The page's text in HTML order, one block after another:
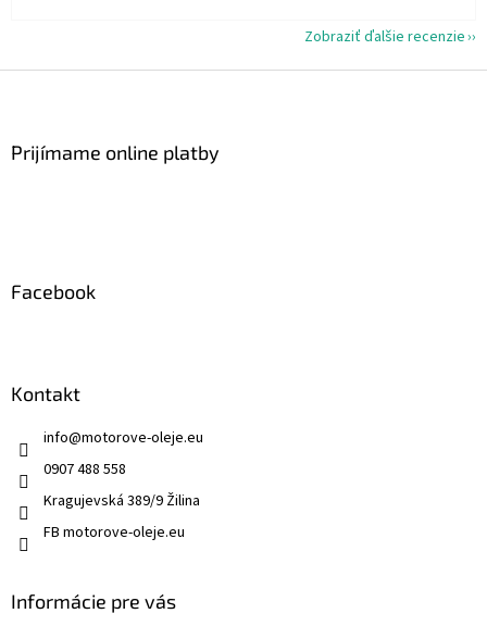
Zobraziť ďalšie recenzie
Prijímame online platby
Facebook
Kontakt
info@motorove-oleje.eu
0907 488 558
Kragujevská 389/9 Žilina
FB motorove-oleje.eu
Informácie pre vás